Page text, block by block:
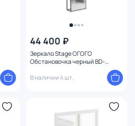
44 400 ₽
Зеркало Stage ОГОГО
Обстановочка черный BD-
В наличии 4 шт.